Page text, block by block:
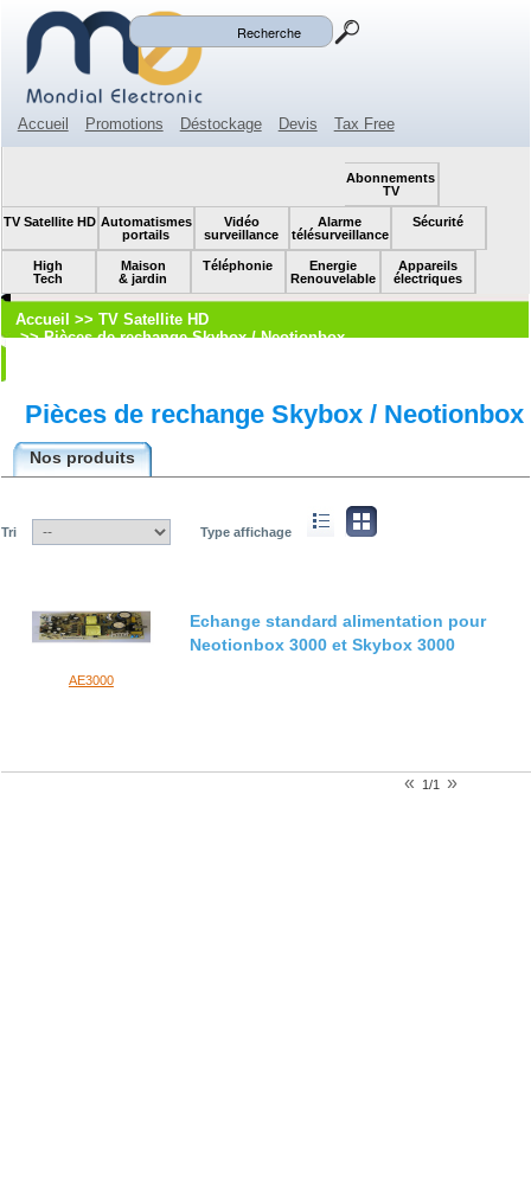
Mon compte
Accueil Promotions Déstockage Devis
Tax Free
Abonnements
TV
TV Satellite HD Automatismes
portails
Vidéo
surveillance
Alarme
télésurveillance
Sécurité
High
Tech
Maison
& jardin
Téléphonie
Energie
Renouvelable
Appareils
électriques
Accueil >> TV Satellite HD
>>Pièces de rechange Skybox / Neotionbox
Pièces de rechange Skybox / Neotionbox
Nos produits
Tri Type affichage
AE3000
Echange standard alimentation pour
Neotionbox 3000 et Skybox 3000
« 1/1»